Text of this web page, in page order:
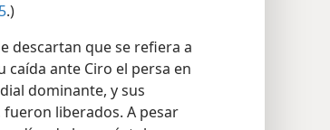
.)
descartan que se refiera a
caída ante Ciro el persa en
dominante, y sus
liberados. A pesar